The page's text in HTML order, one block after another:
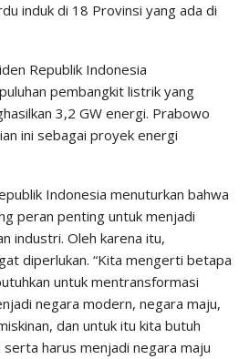
induk di 18 Provinsi yang ada di
Republik Indonesia
pembangkit listrik yang
3,2 GW energi. Prabowo
ini sebagai proyek energi
Indonesia menuturkan bahwa
peran penting untuk menjadi
industri. Oleh karena itu,
diperlukan. “Kita mengerti betapa
untuk mentransformasi
negara modern, negara maju,
dan untuk itu kita butuh
harus menjadi negara maju